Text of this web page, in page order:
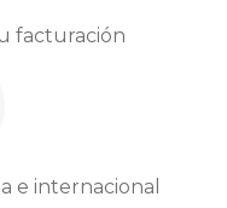
facturación
e internacional